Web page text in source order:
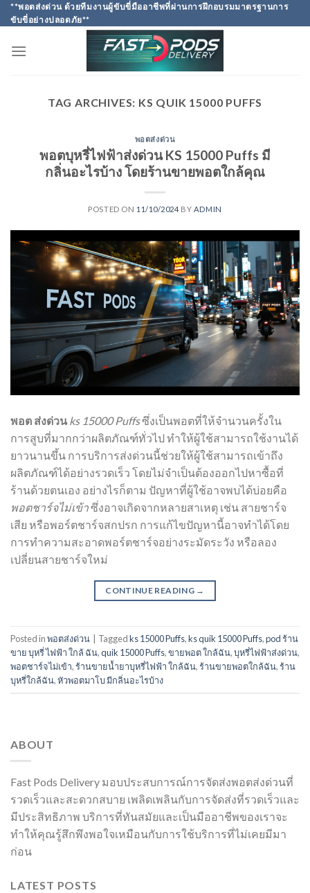
Skip
to
**พอตส่งด่วน ด้วยทีมงานผู้ขับขี่มืออาชีพที่ผ่านการฝึกอบรมมาตรฐานการ
ขับขี่อย่างปลอดภัย**
TAG ARCHIVES: KS QUIK 15000 PUFFS
พอตส่งด่วน
พอตบุหรี่ไฟฟ้าส่งด่วน KS 15000 Puffs มี
กลิ่นอะไรบ้าง โดยร้านขายพอตใกล้คุณ
POSTED ON 11/10/2024 BY ADMIN
พอต ส่งด่วน ks 15000 Puffsซึ่งเป็นพอตที่ให้จำนวนครั้งใน
การสูบที่มากกว่าผลิตภัณฑ์ทั่วไป ทำให้ผู้ใช้สามารถใช้งานได้
ยาวนานขึ้น การบริการส่งด่วนนี้ช่วยให้ผู้ใช้สามารถเข้าถึง
ผลิตภัณฑ์ได้อย่างรวดเร็ว โดยไม่จำเป็นต้องออกไปหาซื้อที่
ร้านด้วยตนเอง อย่างไรก็ตาม ปัญหาที่ผู้ใช้อาจพบได้บ่อยคือ
พอตชาร์จไม่เข้าซึ่งอาจเกิดจากหลายสาเหตุ เช่น สายชาร์จ
เสีย หรือพอร์ตชาร์จสกปรก การแก้ไขปัญหานี้อาจทำได้โดย
การทำความสะอาดพอร์ตชาร์จอย่างระมัดระวัง หรือลอง
เปลี่ยนสายชาร์จใหม่
CONTINUE READING →
Posted inพอตส่งด่วน Taggedks 15000 Puffs,ks quik 15000 Puffs,pod ร้าน
ขาย บุหรี่ ไฟฟ้า ใกล้ ฉัน,quik 15000 Puffs,ขายพอต ใกล้ฉัน,บุหรี่ไฟฟ้าส่งด่วน,
พอตชาร์จไม่เข้า,ร้านขายน้ำยาบุหรี่ไฟฟ้า ใกล้ฉัน,ร้านขายพอตใกล้ฉัน,ร้าน
บุหรี่ใกล้ฉัน,หัวพอตมาโบ มีกลิ่นอะไรบ้าง
ABOUT
Fast Pods Delivery มอบประสบการณ์การจัดส่งพอตส่งด่วนที่
รวดเร็วและสะดวกสบาย เพลิดเพลินกับการจัดส่งที่รวดเร็วและ
มีประสิทธิภาพ บริการที่ทันสมัยและเป็นมืออาชีพของเราจะ
ทำให้คุณรู้สึกพึงพอใจเหมือนกับการใช้บริการที่ไม่เคยมีมา
ก่อน
LATEST POSTS